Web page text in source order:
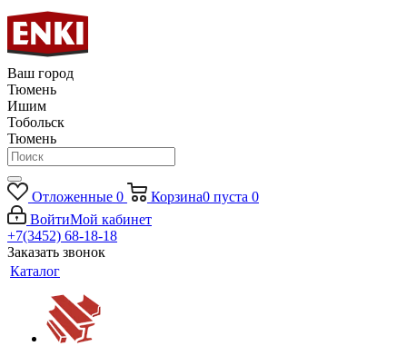
Ваш город
Тюмень
Ишим
Тобольск
Тюмень
Отложенные 0 Корзина0 пуста 0
ВойтиМой кабинет
+7(3452) 68-18-18
Заказать звонок
Каталог